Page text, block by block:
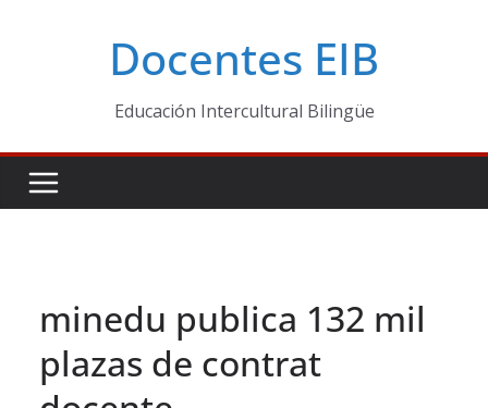
Docentes EIB
Educación Intercultural Bilingüe
minedu publica 132 mil
plazas de contrat